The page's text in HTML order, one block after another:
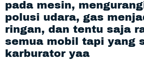
pada mesin,
polusi udara, gas
ringan, dan tentu saja
semua mobil tapi yang
karburator yaa